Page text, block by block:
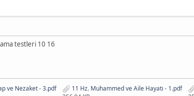
testleri 10 16
ve Nezaket - 3.pdf
11 Hz. Muhammed ve Aile Hayatı - 1.pdf